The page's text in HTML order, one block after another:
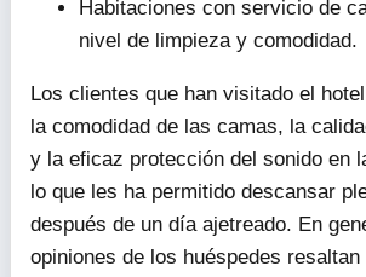
Habitaciones con servicio de
nivel de limpieza y comodidad.
Los clientes que han visitado el
la comodidad de las camas, la
y la eficaz protección del sonido en
lo que les ha permitido descansar
después de un día ajetreado. En
opiniones de los huéspedes